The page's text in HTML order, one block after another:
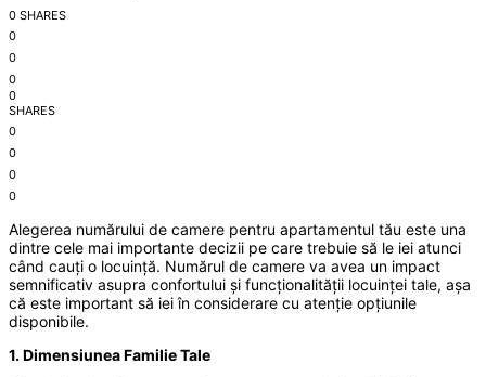
0 SHARES
0
0
0
0
SHARES
0
0
0
0
Alegerea numărului de camere pentru apartamentul tău este una
dintre cele mai importante decizii pe care trebuie să le iei atunci
când cauți o locuință. Numărul de camere va avea un impact
semnificativ asupra confortului și funcționalității locuinței tale, așa
că este important să iei în considerare cu atenție opțiunile
disponibile.
1. Dimensiunea Familie Tale